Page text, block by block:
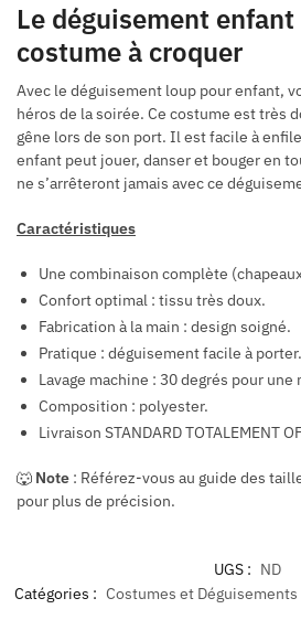
Le déguisement
costume à croquer
Avec le déguisement loup pour enfant,
héros de la soirée. Ce costume est très
gêne lors de son port. Il est facile à
enfant peut jouer, danser et bouger en
ne s’arrêteront jamais avec ce
Caractéristiques
Une combinaison complète
Confort optimal : tissu très doux.
Fabrication à la main : design soigné.
Pratique : déguisement facile à porter.
Lavage machine : 30 degrés pour
Composition : polyester.
Livraison STANDARD TOTALEMENT
🐺 Note : Référez-vous au guide des
pour plus de précision.
UGS : ND
Catégories : Costumes et Déguisements